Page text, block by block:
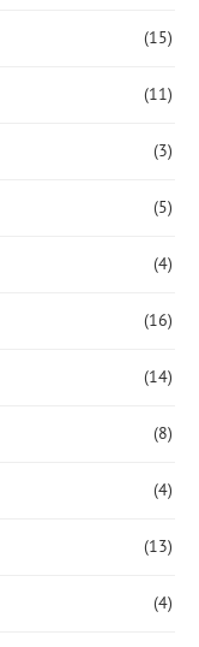
(15)
(11)
(3)
(5)
(4)
(16)
(14)
(8)
(4)
(13)
(4)